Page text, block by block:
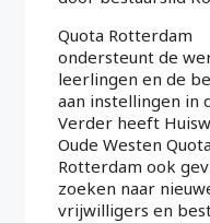
Quota Rotterdam
ondersteunt de
leerlingen en de
aan instellingen in
Verder heeft
Oude Westen Quota
Rotterdam ook
zoeken naar
vrijwilligers en